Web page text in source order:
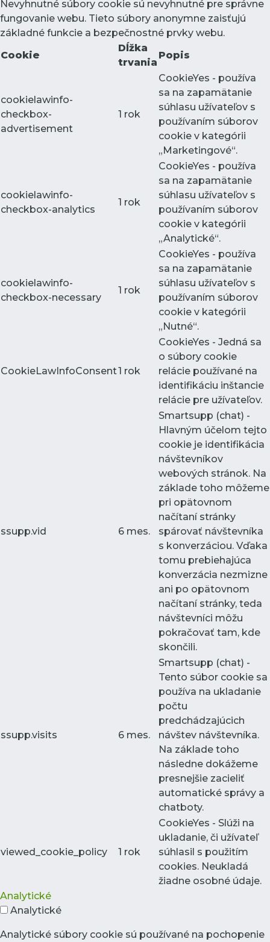
Nevyhnutné súbory cookie sú nevyhnutné pre správne
fungovanie webu. Tieto súbory anonymne zaisťujú
základné funkcie a bezpečnostné prvky webu.
Cookie
Dĺžka
trvania
Popis
cookielawinfo-
checkbox-
advertisement
1 rok
CookieYes - používa
sa na zapamätanie
súhlasu užívateľov s
používaním súborov
cookie v kategórii
„Marketingové“.
cookielawinfo-
checkbox-analytics
1 rok
CookieYes - používa
sa na zapamätanie
súhlasu užívateľov s
používaním súborov
cookie v kategórii
„Analytické“.
cookielawinfo-
checkbox-necessary
1 rok
CookieYes - používa
sa na zapamätanie
súhlasu užívateľov s
používaním súborov
cookie v kategórii
„Nutné“.
CookieLawInfoConsent1 rok
CookieYes - Jedná sa
o súbory cookie
relácie používané na
identifikáciu inštancie
relácie pre užívateľov.
ssupp.vid 6 mes.
Smartsupp (chat) -
Hlavným účelom tejto
cookie je identifikácia
návštevníkov
webových stránok. Na
základe toho môžeme
pri opätovnom
načítaní stránky
spárovať návštevníka
s konverzáciou. Vďaka
tomu prebiehajúca
konverzácia nezmizne
ani po opätovnom
načítaní stránky, teda
návštevníci môžu
pokračovať tam, kde
skončili.
ssupp.visits 6 mes.
Smartsupp (chat) -
Tento súbor cookie sa
používa na ukladanie
počtu
predchádzajúcich
návštev návštevníka.
Na základe toho
následne dokážeme
presnejšie zacieliť
automatické správy a
chatboty.
viewed_cookie_policy 1 rok
CookieYes - Slúži na
ukladanie, či užívateľ
súhlasil s použitím
cookies. Neukladá
žiadne osobné údaje.
Analytické
Analytické
Analytické súbory cookie sú používané na pochopenie